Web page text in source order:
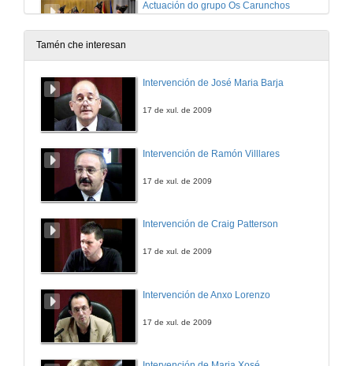
Actuación do grupo Os Carunchos
2 de xuño de 2023
Tamén che interesan
Intervención de José Maria Barja
17 de xul. de 2009
Intervención de Ramón Villlares
17 de xul. de 2009
Intervención de Craig Patterson
17 de xul. de 2009
Intervención de Anxo Lorenzo
17 de xul. de 2009